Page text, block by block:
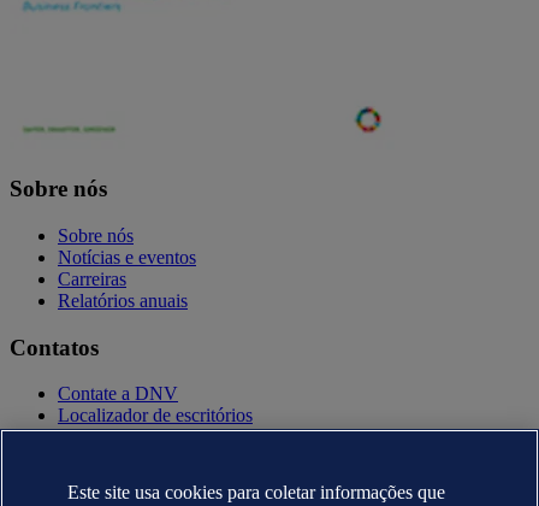
Sobre nós
Sobre nós
Notícias e eventos
Carreiras
Relatórios anuais
Contatos
Contate a DNV
Localizador de escritórios
Contatos para imprensa
Política de privacidade
Este site usa cookies para coletar informações que